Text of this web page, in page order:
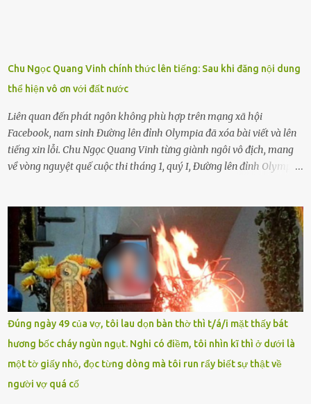
để được giúp đỡ thì có thể sẽ bỏ lỡ cơ hội và gặp nguy hiểm. Trẻ con
có biết gì đâu Nhiều người cứ coi trẻ còn nhỏ nên dù có phạm sai
lầm, thì họ cũng không trách mắng. Nhưng nếu người lớn tuổi
không dạy con cẩn...
Chu Ngọc Quang Vinh chính thức lên tiếng: Sau khi đăng nội dung
thể hiện vô ơn với đất nước
Liên quan đến phát ngôn không phù hợp trên mạng xã hội
Facebook, nam sinh Đường lên đỉnh Olympia đã xóa bài viết và lên
tiếng xin lỗi. Chu Ngọc Quang Vinh từng giành ngôi vô địch, mang
về vòng nguyệt quế cuộc thi tháng 1, quý I, Đường lên đỉnh Olympia.
chưa phù hợp, gây xôn xao, bức xúc trong dư luận. Ngay sau đó,
Trường THPT Chuyên Nguyễn Tất Thành báo cáo xác nhận tài
khoản Chu Vinh là của học sinh Chu Ngọc Quang Vinh, lớp 12 Anh
của nhà trường. Nam sinh này từng giành ngôi vô địch, mang về
vòng nguyệt quế cuộc thi tháng 1, quý I, Đường lên đỉnh Olympia
năm thứ 24. Quá trình giáo dục, học sinh Chu Ngọc Quang Vinh đã
nhận thức được nội dung bài viết của bản thân trên mạng xã hội
ngày 1.9 là chưa phù hợp nên đã chủ động gỡ bài viết và đăng bài
xin lỗi trên trang Facebook cá nhân. Chu Ngọc Quang Vinh làm việc
với cơ quan chức năng. Ảnh: Đơn vị cung...
Đúng ngày 49 của vợ, tôi lau dọn bàn thờ thì t/á/i mặt thấy bát
hương bốc cháy ngùn ngụt. Nghi có điềm, tôi nhìn kĩ thì ở dưới là
một tờ giấy nhỏ, đọc từng dòng mà tôi run rẩy biết sự thật về
người vợ quá cố